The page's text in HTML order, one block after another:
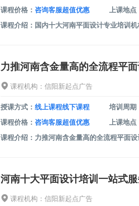
课程价格： 咨询客服超值优惠 上课地点
课程机构：信阳新起点广告
授课方式： 线上课程线下课程 培训周期
课程价格： 咨询客服超值优惠 上课地点
河南十大平面设计培训一站式
课程机构：信阳新起点广告